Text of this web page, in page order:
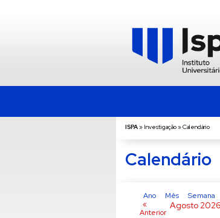
ISPA» Investigação»Calendário
Calendário
Ano Mês Semana
«
Anterior
Agosto 2026